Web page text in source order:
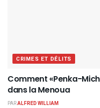
CRIMES ET DÉLITS
Comment «Penka-
dans la Menoua
PARALFRED WILLIAM